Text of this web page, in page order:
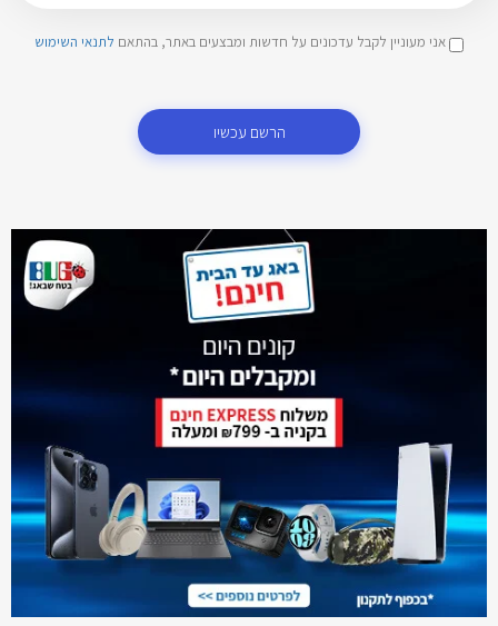
אני מעוניין לקבל עדכונים על חדשות ומבצעים באתר, בהתאם לתנאי השימוש
הרשם עכשיו